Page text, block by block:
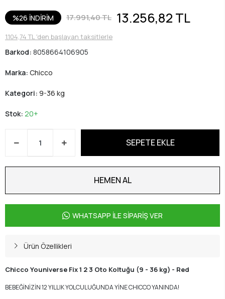
%26 İNDİRİM 17.991,40 TL 13.256,82 TL
1.104,74 TL 'den başlayan taksitlerle
Barkod: 8058664106905
Marka: Chicco
Kategori: 9-36 kg
Stok: 20+
SEPETE EKLE
HEMEN AL
WHATSAPP İLE SİPARİŞ VER
Ürün Özellikleri
Chicco Youniverse Fix 1 2 3 Oto Koltuğu (9 - 36 kg) - Red
BEBEĞİNİZİN 12 YILLIK YOLCULUĞUNDA YİNE CHICCO YANINDA!​